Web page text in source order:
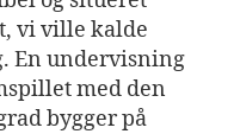
vi ville kalde
En undervisning
med den
bygger på